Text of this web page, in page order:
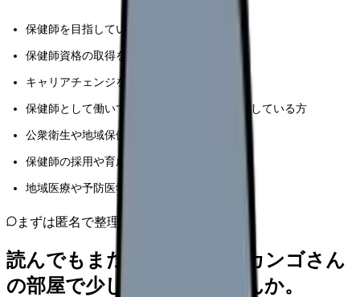
保健師を目指している看護学生
保健師資格の取得を検討している看護師
キャリアチェンジを考えている医療従事者
保健師として働いているが専門性向上を目指している方
公衆衛生や地域保健に関心がある方
保健師の採用や育成に関わる管理職
地域医療や予防医学に興味のある医療関係者
まずは匿名で整理
読んでもまだ苦しいなら、カンゴさん
の部屋で少し話してみませんか。